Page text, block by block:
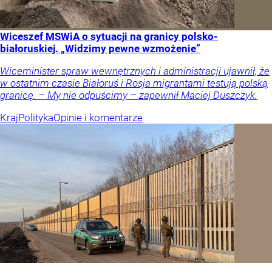
Wiceszef MSWiA o sytuacji na granicy polsko-
białoruskiej. „Widzimy pewne wzmożenie”
Wiceminister spraw wewnętrznych i administracji ujawnił, że
w ostatnim czasie Białoruś i Rosja migrantami testują polską
granicę. – My nie odpuścimy – zapewnił Maciej Duszczyk.
KrajPolitykaOpinie i komentarze